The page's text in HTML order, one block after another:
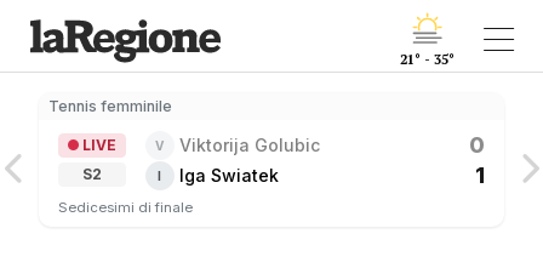
21° - 35°
Tennis femminile
LIVE
S2
V Viktorija Golubic 0
I Iga Swiatek 1
Sedicesimi di finale